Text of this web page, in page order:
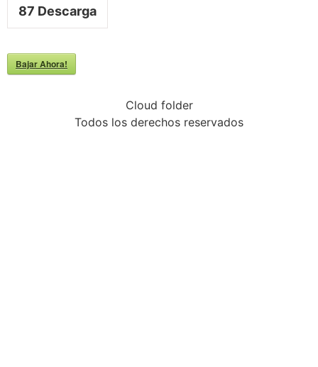
87 Descarga
Bajar Ahora!
Cloud folder
Todos los derechos reservados